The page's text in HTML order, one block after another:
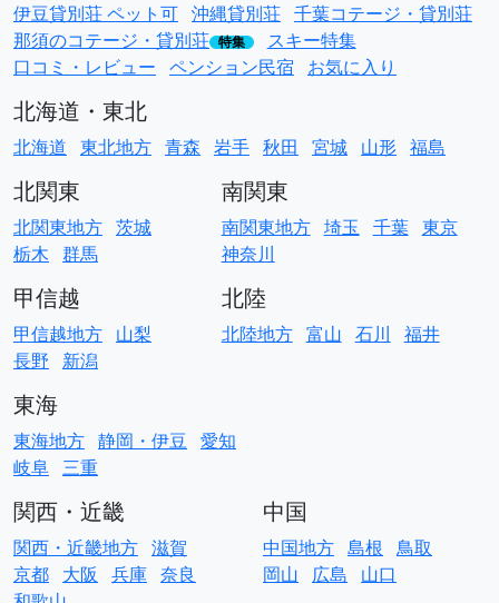
伊豆貸別荘 ペット可 沖縄貸別荘 千葉コテージ・貸別荘
那須のコテージ・貸別荘 特集
スキー特集
口コミ・レビュー ペンション民宿 お気に入り
北海道・東北
北海道 東北地方 青森 岩手 秋田 宮城 山形 福島
北関東
北関東地方 茨城
栃木 群馬
南関東
南関東地方 埼玉 千葉 東京
神奈川
甲信越
甲信越地方 山梨
長野
新潟
北陸
北陸地方 富山 石川 福井
東海
東海地方 静岡・伊豆 愛知
岐阜 三重
関西・近畿
関西・近畿地方 滋賀
京都 大阪 兵庫 奈良
中国
中国地方 島根 鳥取
岡山
広島 山口